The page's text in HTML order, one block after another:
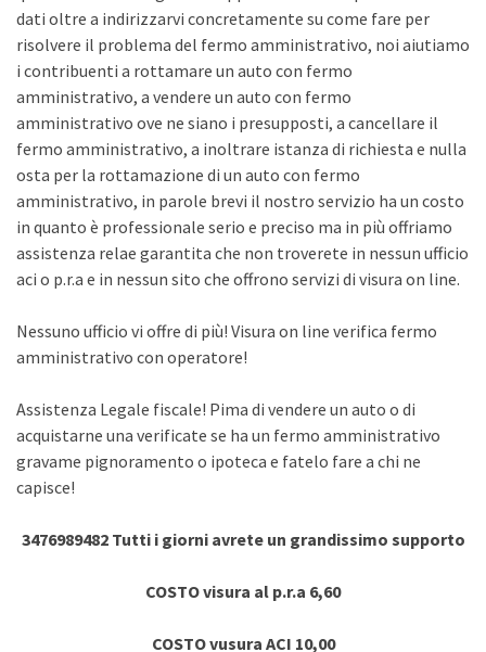
dati oltre a indirizzarvi concretamente su come fare per
risolvere il problema del fermo amministrativo, noi aiutiamo
i contribuenti a rottamare un auto con fermo
amministrativo, a vendere un auto con fermo
amministrativo ove ne siano i presupposti, a cancellare il
fermo amministrativo, a inoltrare istanza di richiesta e nulla
osta per la rottamazione di un auto con fermo
amministrativo, in parole brevi il nostro servizio ha un costo
in quanto è professionale serio e preciso ma in più offriamo
assistenza relae garantita che non troverete in nessun ufficio
aci o p.r.a e in nessun sito che offrono servizi di visura on line.
Nessuno ufficio vi offre di più! Visura on line verifica fermo
amministrativo con operatore!
Assistenza Legale fiscale! Pima di vendere un auto o di
acquistarne una verificate se ha un fermo amministrativo
gravame pignoramento o ipoteca e fatelo fare a chi ne
capisce!
3476989482 Tutti i giorni avrete un grandissimo supporto
COSTO visura al p.r.a 6,60
COSTO vusura ACI 10,00